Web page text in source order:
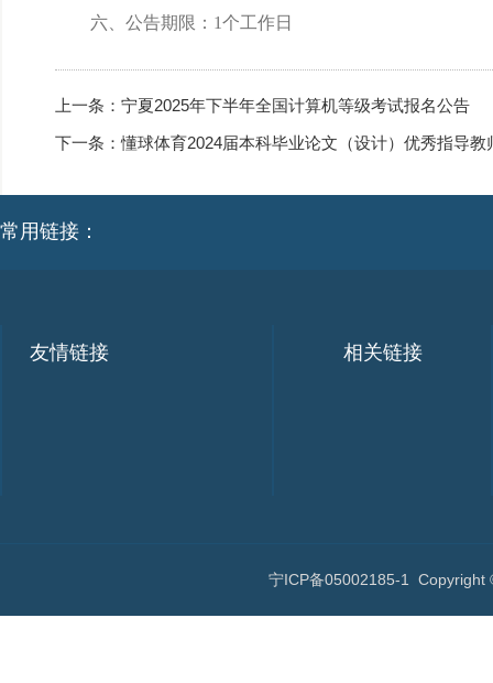
六、公告期限：1个工作日
上一条： 宁夏2025年下半年全国计算机等级考试报名公告
下一条：懂球体育2024届本科毕业论文（设计）优秀指导教
常用链接：
友情链接 相关链接
宁ICP备05002185-1 Copyright